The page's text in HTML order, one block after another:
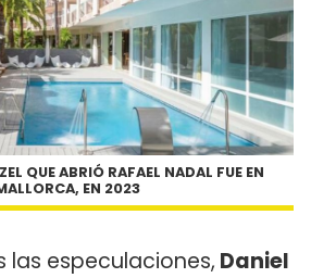
QUE ABRIÓ RAFAEL NADAL FUE EN
EN 2023
las especulaciones, Daniel